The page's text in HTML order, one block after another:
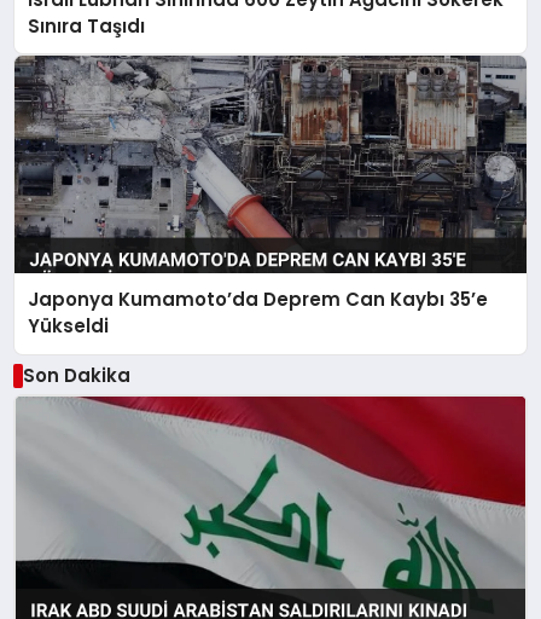
Sınıra Taşıdı
Japonya Kumamoto’da Deprem Can Kaybı 35’e
Yükseldi
Son Dakika